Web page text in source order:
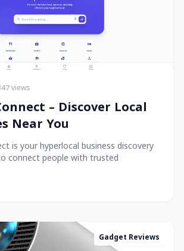
views
– Discover Local
Near You
is your hyperlocal business discovery
connect people with trusted
Gadget Reviews